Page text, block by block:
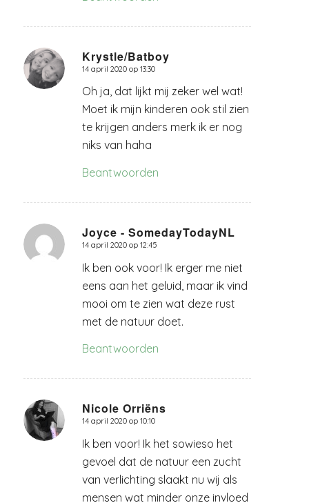
Krystle/Batboy
zegt:
14 april 2020 op 13:30
Oh ja, dat lijkt mij zeker wel wat!
Moet ik mijn kinderen ook stil zien
te krijgen anders merk ik er nog
niks van haha
Beantwoorden
Joyce - SomedayTodayNL
zegt:
14 april 2020 op 12:45
Ik ben ook voor! Ik erger me niet
eens aan het geluid, maar ik vind
mooi om te zien wat deze rust
met de natuur doet.
Beantwoorden
Nicole Orriëns
zegt:
14 april 2020 op 10:10
Ik ben voor! Ik het sowieso het
gevoel dat de natuur een zucht
van verlichting slaakt nu wij als
mensen wat minder onze invloed